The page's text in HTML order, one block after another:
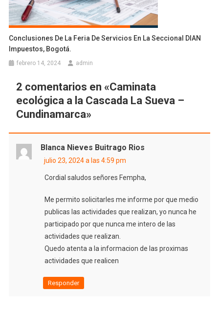
Conclusiones De La Feria De Servicios En La Seccional DIAN
Impuestos, Bogotá.
febrero 14, 2024 admin
2 comentarios en «Caminata
ecológica a la Cascada La Sueva –
Cundinamarca»
Blanca Nieves Buitrago Rios
julio 23, 2024 a las 4:59 pm
Cordial saludos señores Fempha,
Me permito solicitarles me informe por que medio
publicas las actividades que realizan, yo nunca he
participado por que nunca me intero de las
actividades que realizan.
Quedo atenta a la informacion de las proximas
actividades que realicen
Responder